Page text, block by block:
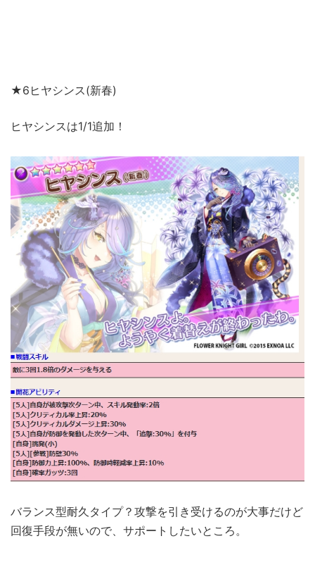
★6ヒヤシンス(新春)
ヒヤシンスは1/1追加！
バランス型耐久タイプ？攻撃を引き受けるのが大事だけど
回復手段が無いので、サポートしたいところ。